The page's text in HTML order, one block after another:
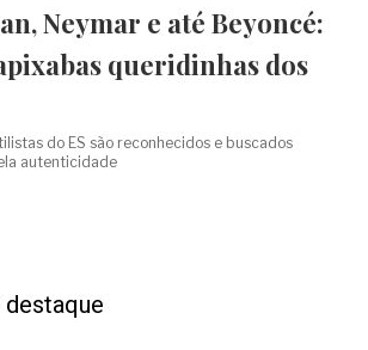
Neymar e até Beyoncé:
queridinhas dos
do ES são reconhecidos e buscados
autenticidade